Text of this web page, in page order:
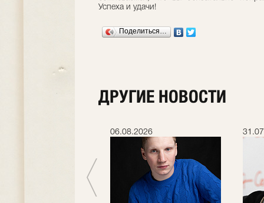
Успеха и удачи!
Поделиться…
ДРУГИЕ НОВОСТИ
06.08.2026